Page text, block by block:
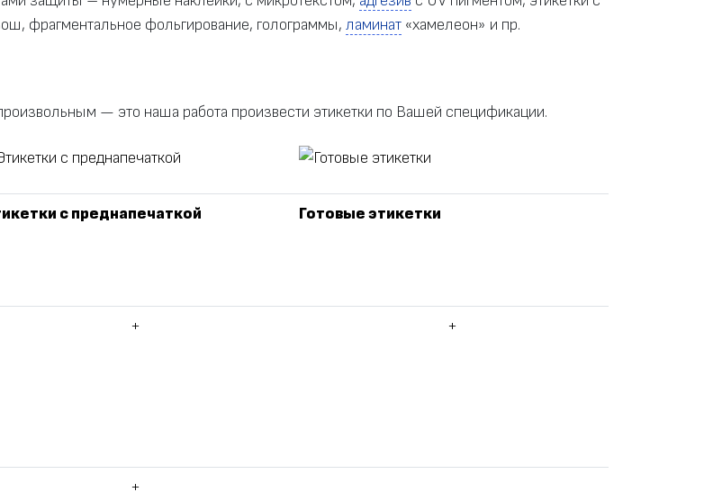
фрагментальное фольгирование, голограммы, ламинат «хамелеон» и пр.
— это наша работа произвести этикетки по Вашей спецификации.
с преднапечаткой Готовые этикетки
+ +
+